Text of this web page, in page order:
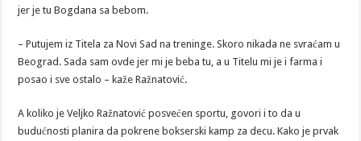
jer je tu Bogdana sa bebom.
– Putujem iz Titela za Novi Sad na treninge. Skoro nikada ne svraćam u
Beograd. Sada sam ovde jer mi je beba tu, a u Titelu mi je i farma i
posao i sve ostalo – kaže Ražnatović.
A koliko je Veljko Ražnatović posvećen sportu, govori i to da u
budućnosti planira da pokrene bokserski kamp za decu. Kako je prvak